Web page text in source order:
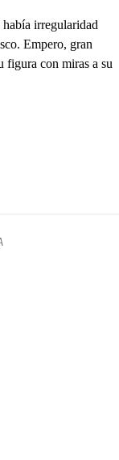
irregularidad
Empero, gran
figura con miras a su